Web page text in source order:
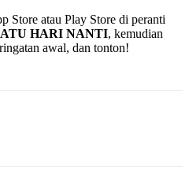
atau Play Store di peranti
HARI NANTI, kemudian
awal, dan tonton!